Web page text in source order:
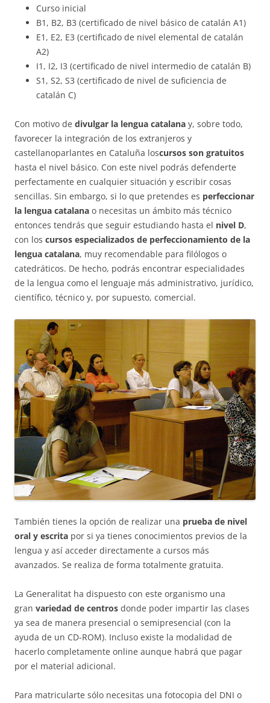
Curso inicial
B1, B2, B3 (certificado de nivel básico de catalán A1)
E1, E2, E3 (certificado de nivel elemental de catalán
A2)
I1, I2, I3 (certificado de nivel intermedio de catalán B)
S1, S2, S3 (certificado de nivel de suficiencia de
catalán C)
Con motivo de divulgar la lengua catalana y, sobre todo,
favorecer la integración de los extranjeros y
castellanoparlantes en Cataluña loscursos son gratuitos
hasta el nivel básico. Con este nivel podrás defenderte
perfectamente en cualquier situación y escribir cosas
sencillas. Sin embargo, si lo que pretendes es perfeccionar
la lengua catalana o necesitas un ámbito más técnico
entonces tendrás que seguir estudiando hasta el nivel D,
con los cursos especializados de perfeccionamiento de la
lengua catalana, muy recomendable para filólogos o
catedráticos. De hecho, podrás encontrar especialidades
de la lengua como el lenguaje más administrativo, jurídico,
científico, técnico y, por supuesto, comercial.
También tienes la opción de realizar una prueba de nivel
oral y escrita por si ya tienes conocimientos previos de la
lengua y así acceder directamente a cursos más
avanzados. Se realiza de forma totalmente gratuita.
La Generalitat ha dispuesto con este organismo una
gran variedad de centros donde poder impartir las clases
ya sea de manera presencial o semipresencial (con la
ayuda de un CD-ROM). Incluso existe la modalidad de
hacerlo completamente online aunque habrá que pagar
por el material adicional.
Para matricularte sólo necesitas una fotocopia del DNI o